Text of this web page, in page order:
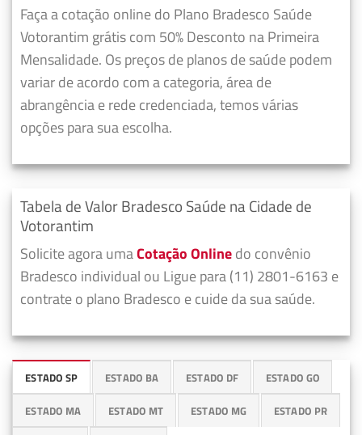
Faça a cotação online do Plano Bradesco Saúde
Votorantim grátis com 50% Desconto na Primeira
Mensalidade. Os preços de planos de saúde podem
variar de acordo com a categoria, área de
abrangência e rede credenciada, temos várias
opções para sua escolha.
Tabela de Valor Bradesco Saúde na Cidade de
Votorantim
Solicite agora umaCotação Onlinedo convênio
Bradesco individual ou Ligue para (11) 2801-6163 e
contrate o plano Bradesco e cuide da sua saúde.
ESTADO SP ESTADO BA ESTADO DF ESTADO GO
ESTADO MA ESTADO MT ESTADO MG ESTADO PR